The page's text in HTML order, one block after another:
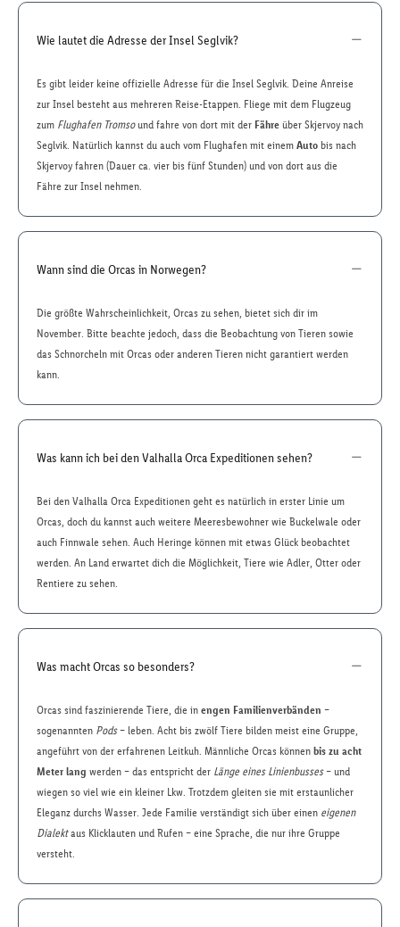
Wie lautet die Adresse der Insel Seglvik?
Es gibt leider keine offizielle Adresse für die Insel Seglvik. Deine Anreise
zur Insel besteht aus mehreren Reise-Etappen. Fliege mit dem Flugzeug
zum Flughafen Tromsound fahre von dort mit der Fähre über Skjervoy nach
Seglvik. Natürlich kannst du auch vom Flughafen mit einem Auto bis nach
Skjervoy fahren (Dauer ca. vier bis fünf Stunden) und von dort aus die
Fähre zur Insel nehmen.
Wann sind die Orcas in Norwegen?
Die größte Wahrscheinlichkeit, Orcas zu sehen, bietet sich dir im
November. Bitte beachte jedoch, dass die Beobachtung von Tieren sowie
das Schnorcheln mit Orcas oder anderen Tieren nicht garantiert werden
kann.
Was kann ich bei den Valhalla Orca Expeditionen sehen?
Bei den Valhalla Orca Expeditionen geht es natürlich in erster Linie um
Orcas, doch du kannst auch weitere Meeresbewohner wie Buckelwale oder
auch Finnwale sehen. Auch Heringe können mit etwas Glück beobachtet
werden. An Land erwartet dich die Möglichkeit, Tiere wie Adler, Otter oder
Rentiere zu sehen.
Was macht Orcas so besonders?
Orcas sind faszinierende Tiere, die in engen Familienverbänden –
sogenannten Pods– leben. Acht bis zwölf Tiere bilden meist eine Gruppe,
angeführt von der erfahrenen Leitkuh. Männliche Orcas können bis zu acht
Meter lang werden – das entspricht der Länge eines Linienbusses– und
wiegen so viel wie ein kleiner Lkw. Trotzdem gleiten sie mit erstaunlicher
Eleganz durchs Wasser. Jede Familie verständigt sich über einen eigenen
Dialektaus Klicklauten und Rufen – eine Sprache, die nur ihre Gruppe
versteht.